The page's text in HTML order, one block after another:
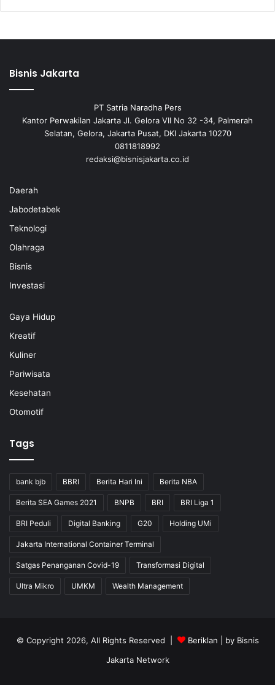
Bisnis Jakarta
PT Satria Naradha Pers
Kantor Perwakilan Jakarta Jl. Gelora VII No 32 -34, Palmerah
Selatan, Gelora, Jakarta Pusat, DKI Jakarta 10270
0811818992
redaksi@bisnisjakarta.co.id
Daerah
Jabodetabek
Teknologi
Olahraga
Bisnis
Investasi
Gaya Hidup
Kreatif
Kuliner
Pariwisata
Kesehatan
Otomotif
Tags
bank bjb BBRI Berita Hari Ini Berita NBA
Berita SEA Games 2021 BNPB BRI BRI Liga 1
BRI Peduli Digital Banking G20 Holding UMi
Jakarta International Container Terminal
Satgas Penanganan Covid-19 Transformasi Digital
Ultra Mikro UMKM Wealth Management
© Copyright 2026, All Rights Reserved | Beriklan | by Bisnis
Jakarta Network